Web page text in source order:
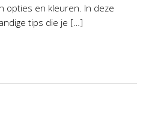
opties en kleuren. In deze
tips die je […]